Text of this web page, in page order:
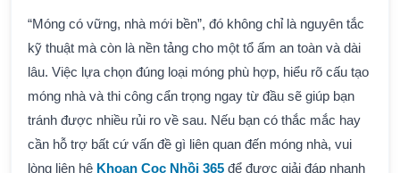
“Móng có vững, nhà mới bền”, đó không chỉ là nguyên tắc
kỹ thuật mà còn là nền tảng cho một tổ ấm an toàn và dài
lâu. Việc lựa chọn đúng loại móng phù hợp, hiểu rõ cấu tạo
móng nhà và thi công cẩn trọng ngay từ đầu sẽ giúp bạn
tránh được nhiều rủi ro về sau. Nếu bạn có thắc mắc hay
cần hỗ trợ bất cứ vấn đề gì liên quan đến móng nhà, vui
lòng liên hệ Khoan Cọc Nhồi 365 để được giải đáp nhanh